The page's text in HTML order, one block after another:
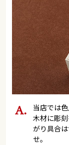
当店では
木材に彫
がり具合
せ。